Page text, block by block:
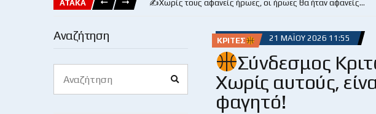
ΑΤΑΚΑ ✍️Χωρίς τους αφανείς ήρωες, οι ήρωες θα ήταν αφανείς…
Αναζήτηση
for:
ΚΡΙΤΈΣ 21 ΜΑΪ́ΟΥ 2026 11:55
Σύνδεσμος
Χωρίς αυτούς,
φαγητό!